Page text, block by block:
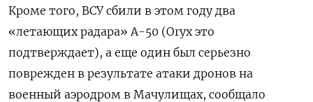
Кроме того, ВСУ сбили в этом году два
«летающих радара» А-50 (Oryx это
подтверждает), а еще один был серьезно
поврежден в результате атаки дронов на
военный аэродром в Мачулищах, сообщало